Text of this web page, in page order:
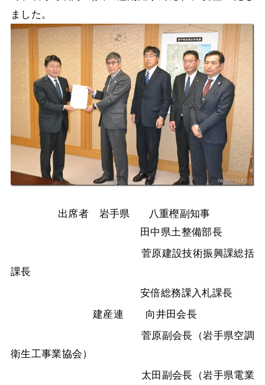
ました。
出席者 岩手県 八重樫副知事
田中県土整備部長
菅原建設技術振興課総括
課長
安倍総務課入札課長
建産連 向井田会長
菅原副会長（岩手県空調
衛生工事業協会）
太田副会長（岩手県電業